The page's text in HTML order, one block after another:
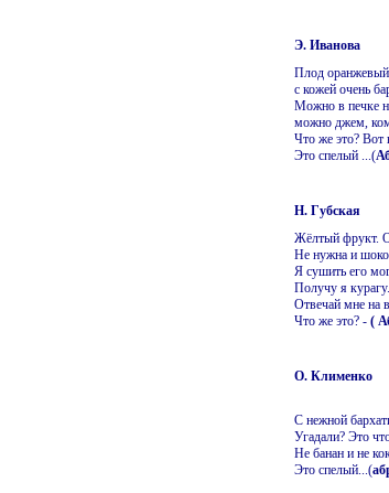
Э. Иванова
Плод
с кожей очень
Можно в печке
можно джем,
Что же это? Вот
Это спелый ...(
Н. Губская
Жёлтый фрукт.
Не нужна и
Я сушить его
Получу я курагу.
Отвечай мне на
Что же это? -(
О. Клименко
С нежной
Угадали? Это
Не банан и не
Это спелый...(